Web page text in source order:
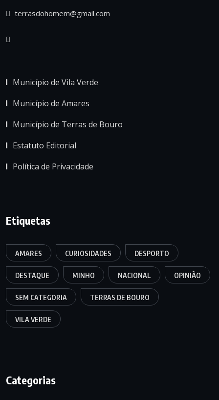
terrasdohomem@gmail.com
Município de Vila Verde
Município de Amares
Município de Terras de Bouro
Estatuto Editorial
Política de Privacidade
Etiquetas
AMARES CURIOSIDADES DESPORTO
DESTAQUE MINHO NACIONAL OPINIÃO
SEM CATEGORIA TERRAS DE BOURO
VILA VERDE
Categorias